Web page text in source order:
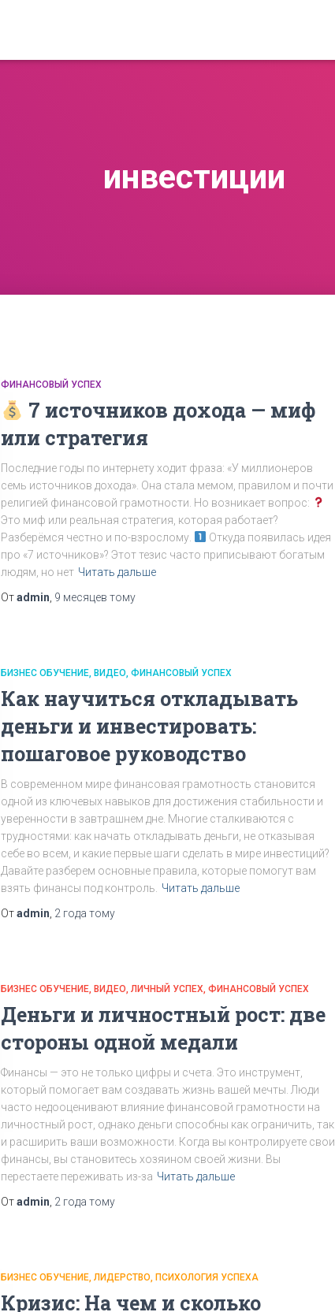
инвестиции
ФИНАНСОВЫЙ УСПЕХ
7 источников дохода — миф
или стратегия
Последние годы по интернету ходит фраза: «У миллионеров
семь источников дохода». Она стала мемом, правилом и почти
религией финансовой грамотности. Но возникает вопрос:
Это миф или реальная стратегия, которая работает?
Разберёмся честно и по-взрослому.
Откуда появилась идея
про «7 источников»? Этот тезис часто приписывают богатым
людям, но нет Читать дальше
Отadmin 9 месяцев тому
БИЗНЕС ОБУЧЕНИЕ ВИДЕО ФИНАНСОВЫЙ УСПЕХ
Как научиться откладывать
деньги и инвестировать:
пошаговое руководство
В современном мире финансовая грамотность становится
одной из ключевых навыков для достижения стабильности и
уверенности в завтрашнем дне. Многие сталкиваются с
трудностями: как начать откладывать деньги, не отказывая
себе во всем, и какие первые шаги сделать в мире инвестиций?
Давайте разберем основные правила, которые помогут вам
взять финансы под контроль.
Читать дальше
Отadmin 2 года тому
БИЗНЕС ОБУЧЕНИЕ ВИДЕО ЛИЧНЫЙ УСПЕХ ФИНАНСОВЫЙ УСПЕХ
Деньги и личностный рост: две
стороны одной медали
Финансы — это не только цифры и счета. Это инструмент,
который помогает вам создавать жизнь вашей мечты. Люди
часто недооценивают влияние финансовой грамотности на
личностный рост, однако деньги способны как ограничить, так
и расширить ваши возможности. Когда вы контролируете свои
финансы, вы становитесь хозяином своей жизни. Вы
перестаете переживать из-за Читать дальше
Отadmin 2 года тому
БИЗНЕС ОБУЧЕНИЕ ЛИДЕРСТВО ПСИХОЛОГИЯ УСПЕХА
Кризис: На чем и сколько